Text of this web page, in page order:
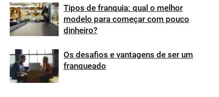
Tipos de franquia: qual o melhor
modelo para começar com pouco
dinheiro?
Os desafios e vantagens de ser um
franqueado